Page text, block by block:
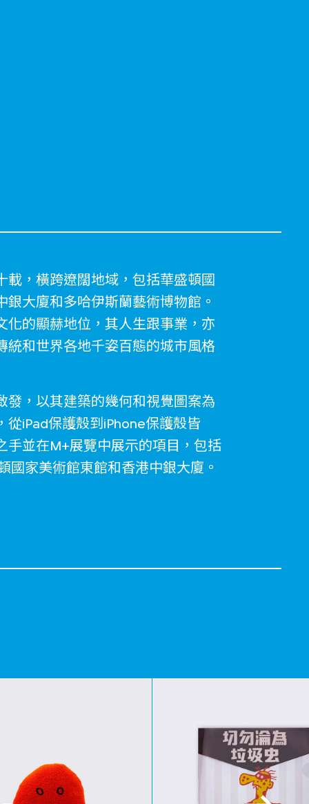
載，橫跨遼闊地域，包括華盛頓國
大廈和多哈伊斯蘭藝術博物館。
化的顯赫地位，其人生跟事業，亦
統和世界各地千姿百態的城市風格
發，以其建築的幾何和視覺圖案為
iPad保護殼到iPhone保護殼皆
手並在M+展覽中展示的項目，包括
國家美術館東館和香港中銀大廈。